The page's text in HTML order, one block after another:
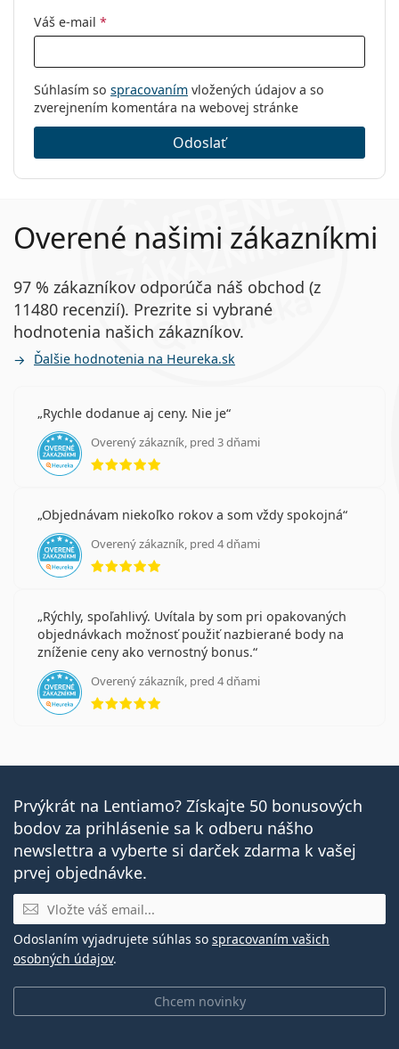
Váš e-mail *
Súhlasím so spracovaním vložených údajov a so
zverejnením komentára na webovej stránke
Odoslať
Overené našimi zákazníkmi
97 % zákazníkov odporúča náš obchod (z
11480 recenzií). Prezrite si vybrané
hodnotenia našich zákazníkov.
Ďalšie hodnotenia na Heureka.sk
Rychle dodanue aj ceny. Nie je
Overený zákazník, pred 3 dňami
hodnotenie 5 z 5
Objednávam niekoľko rokov a som vždy spokojná
Overený zákazník, pred 4 dňami
hodnotenie 5 z 5
Rýchly, spoľahlivý. Uvítala by som pri opakovaných
objednávkach možnosť použiť nazbierané body na
zníženie ceny ako vernostný bonus.
Overený zákazník, pred 4 dňami
hodnotenie 5 z 5
Prvýkrát na Lentiamo? Získajte 50 bonusových
bodov za prihlásenie sa k odberu nášho
newslettra a vyberte si darček zdarma k vašej
prvej objednávke.
E-mail
Chcem novinky
Odoslaním vyjadrujete súhlas so spracovaním vašich
osobných údajov.